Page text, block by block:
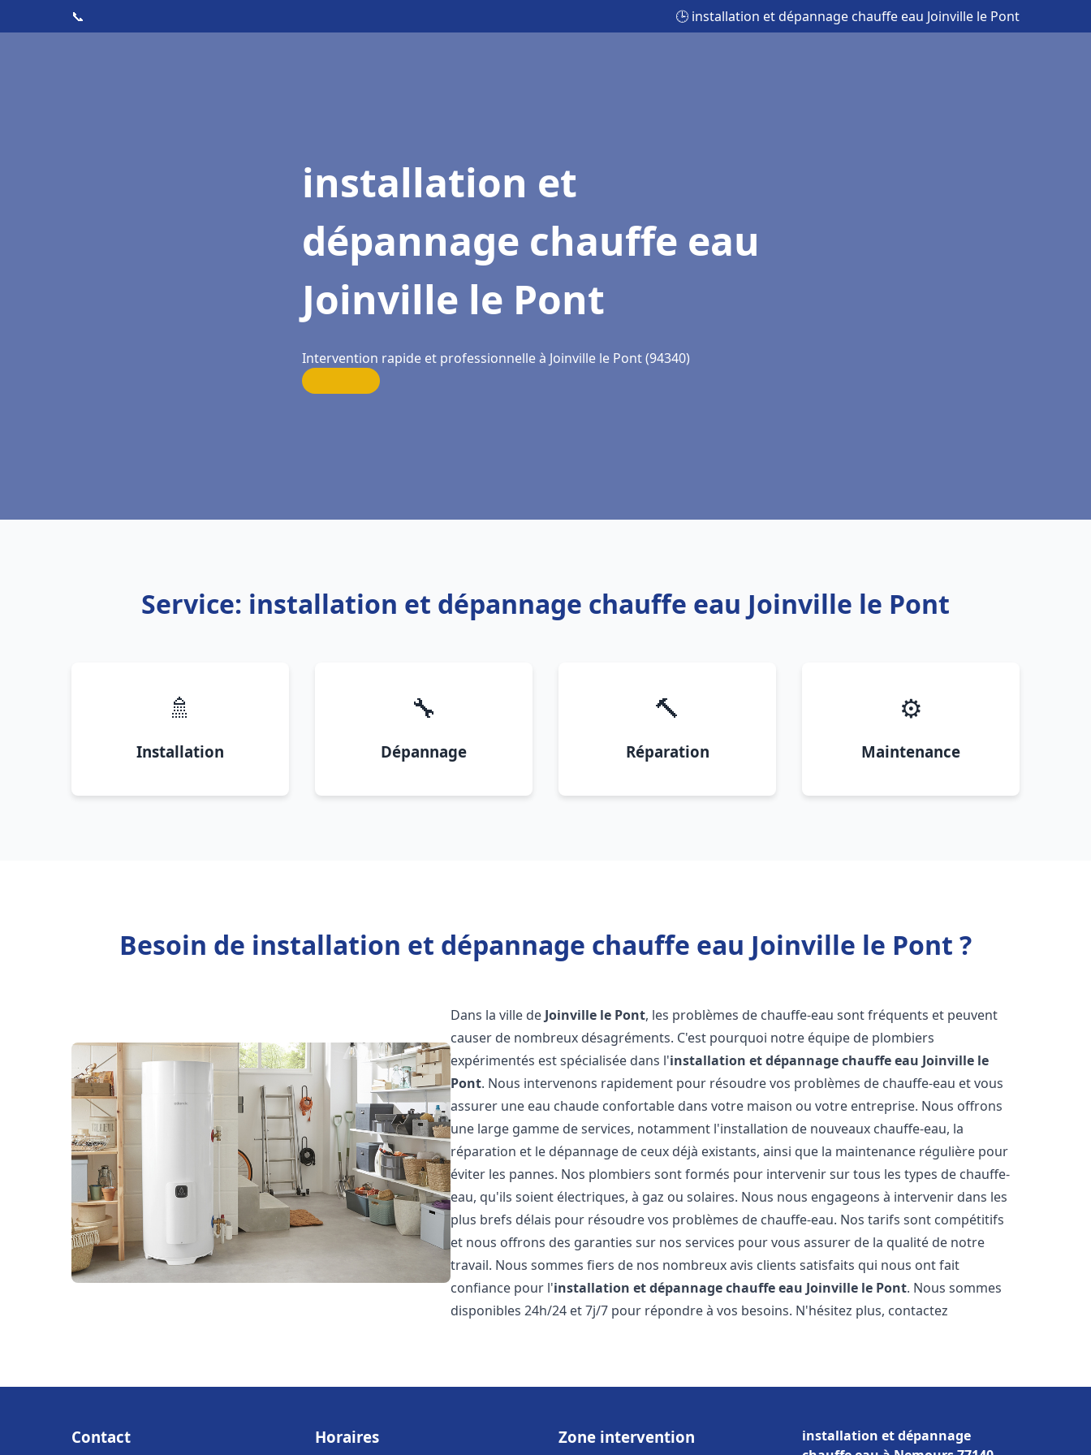
📞 🕒 installation et dépannage chauffe eau Joinville le Pont
installation et
dépannage chauffe eau
Joinville le Pont
Intervention rapide et professionnelle à Joinville le Pont (94340)
Service: installation et dépannage chauffe eau Joinville le Pont
🚿
Installation
🔧
Dépannage
🔨
Réparation
⚙️
Maintenance
Besoin de installation et dépannage chauffe eau Joinville le Pont ?
Dans la ville de Joinville le Pont, les problèmes de chauffe-eau sont fréquents et peuvent
causer de nombreux désagréments. C'est pourquoi notre équipe de plombiers
expérimentés est spécialisée dans l'installation et dépannage chauffe eau Joinville le
Pont. Nous intervenons rapidement pour résoudre vos problèmes de chauffe-eau et vous
assurer une eau chaude confortable dans votre maison ou votre entreprise. Nous offrons
une large gamme de services, notamment l'installation de nouveaux chauffe-eau, la
réparation et le dépannage de ceux déjà existants, ainsi que la maintenance régulière pour
éviter les pannes. Nos plombiers sont formés pour intervenir sur tous les types de chauffe-
eau, qu'ils soient électriques, à gaz ou solaires. Nous nous engageons à intervenir dans les
plus brefs délais pour résoudre vos problèmes de chauffe-eau. Nos tarifs sont compétitifs
et nous offrons des garanties sur nos services pour vous assurer de la qualité de notre
travail. Nous sommes fiers de nos nombreux avis clients satisfaits qui nous ont fait
confiance pour l'installation et dépannage chauffe eau Joinville le Pont. Nous sommes
disponibles 24h/24 et 7j/7 pour répondre à vos besoins. N'hésitez plus, contactez
Contact Horaires Zone intervention
installation et dépannage